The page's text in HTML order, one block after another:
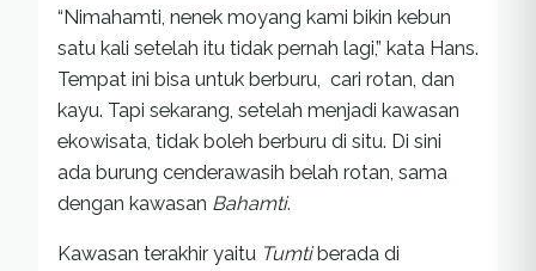
“Nimahamti, nenek moyang kami bikin kebun
satu kali setelah itu tidak pernah lagi,” kata Hans.
Tempat ini bisa untuk berburu, cari rotan, dan
kayu. Tapi sekarang, setelah menjadi kawasan
ekowisata, tidak boleh berburu di situ. Di sini
ada burung cenderawasih belah rotan, sama
dengan kawasan Bahamti.
Kawasan terakhir yaitu Tumti berada di